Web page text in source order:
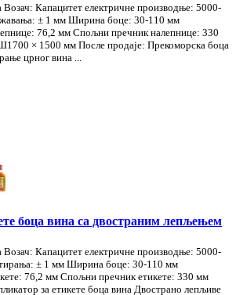
Капацитет електричне производње: 5000-
± 1 мм Ширина боце: 30-110 мм
76,2 мм Спољни пречник налепнице: 330
× 1500 мм После продаје: Прекоморска боца
црног вина ...
боца вина са двостраним лепљењем
Капацитет електричне производње: 5000-
± 1 мм Ширина боце: 30-110 мм
76,2 мм Спољни пречник етикете: 330 мм
за етикете боца вина Двострано лепљиве